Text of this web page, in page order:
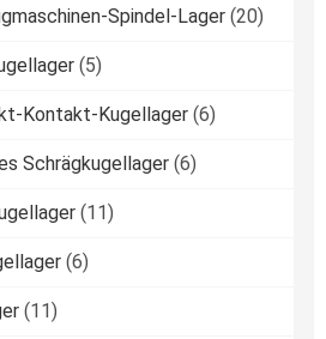
Spindel-Lager (20)
(5)
Kontakt-Kugellager (6)
Schrägkugellager (6)
(11)
(6)
(11)